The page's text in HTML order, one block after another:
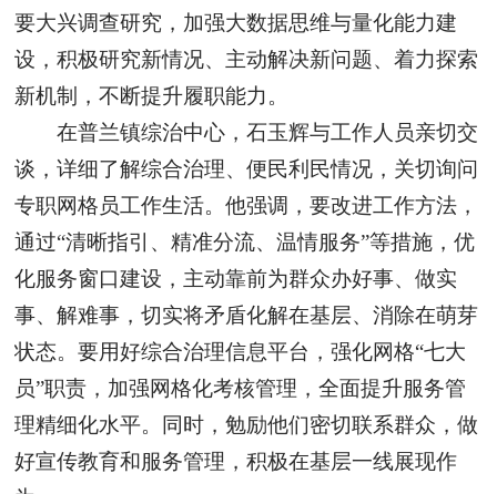
要大兴调查研究，加强大数据思维与量化能力建
设，积极研究新情况、主动解决新问题、着力探索
新机制，不断提升履职能力。
在普兰镇综治中心，石玉辉与工作人员亲切交
谈，详细了解综合治理、便民利民情况，关切询问
专职网格员工作生活。他强调，要改进工作方法，
通过“清晰指引、精准分流、温情服务”等措施，优
化服务窗口建设，主动靠前为群众办好事、做实
事、解难事，切实将矛盾化解在基层、消除在萌芽
状态。要用好综合治理信息平台，强化网格“七大
员”职责，加强网格化考核管理，全面提升服务管
理精细化水平。同时，勉励他们密切联系群众，做
好宣传教育和服务管理，积极在基层一线展现作